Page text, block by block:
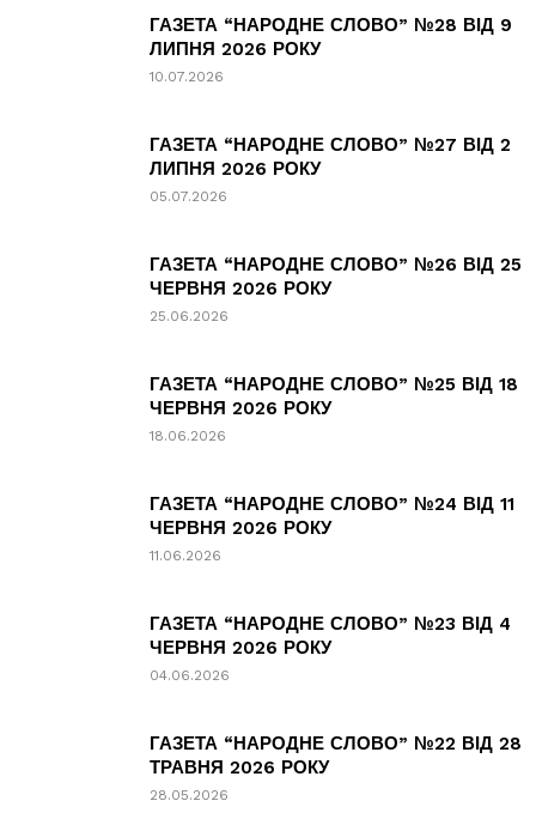
ГАЗЕТА “НАРОДНЕ СЛОВО” №28 ВІД 9
ЛИПНЯ 2026 РОКУ
10.07.2026
ГАЗЕТА “НАРОДНЕ СЛОВО” №27 ВІД 2
ЛИПНЯ 2026 РОКУ
05.07.2026
ГАЗЕТА “НАРОДНЕ СЛОВО” №26 ВІД 25
ЧЕРВНЯ 2026 РОКУ
25.06.2026
ГАЗЕТА “НАРОДНЕ СЛОВО” №25 ВІД 18
ЧЕРВНЯ 2026 РОКУ
18.06.2026
ГАЗЕТА “НАРОДНЕ СЛОВО” №24 ВІД 11
ЧЕРВНЯ 2026 РОКУ
11.06.2026
ГАЗЕТА “НАРОДНЕ СЛОВО” №23 ВІД 4
ЧЕРВНЯ 2026 РОКУ
04.06.2026
ГАЗЕТА “НАРОДНЕ СЛОВО” №22 ВІД 28
ТРАВНЯ 2026 РОКУ
28.05.2026